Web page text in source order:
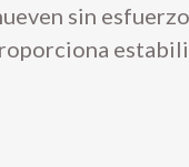
sin